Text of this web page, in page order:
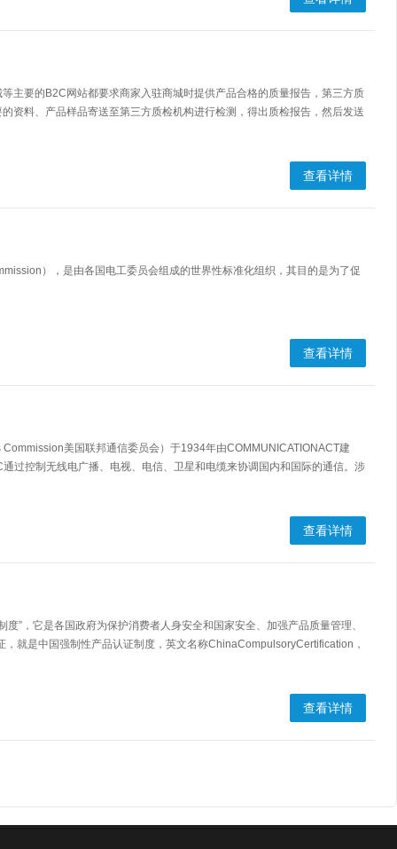
主要的B2C网站都要求商家入驻商城时提供产品合格的质量报告，第三方质
资料、产品样品寄送至第三方质检机构进行检测，得出质检报告，然后发送
查看详情
），是由各国电工委员会组成的世界性标准化组织，其目的是为了促
查看详情
美国联邦通信委员会）于1934年由COMMUNICATIONACT建
过控制无线电广播、电视、电信、卫星和电缆来协调国内和国际的通信。涉
查看详情
”，它是各国政府为保护消费者人身安全和国家安全、加强产品质量管理、
就是中国强制性产品认证制度，英文名称ChinaCompulsoryCertification，
查看详情